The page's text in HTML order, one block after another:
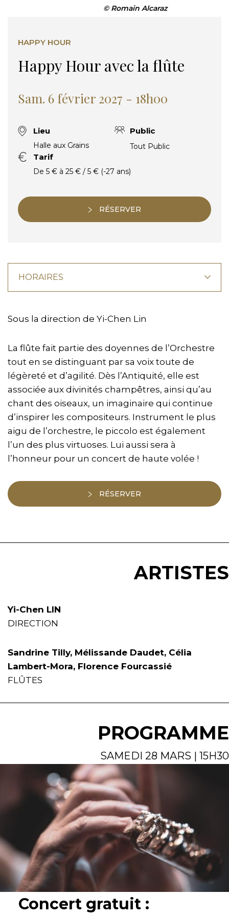
© Romain Alcaraz
Happy Hour avec la flûte
HAPPY HOUR
Sam. 6 février 2027 - 18h00
Lieu
Halle aux Grains
Public
Tout Public
Tarif
De 5 € à 25 € / 5 € (-27 ans)
RÉSERVER
HORAIRES
Sous la direction de Yi-Chen Lin
La flûte fait partie des doyennes de l’Orchestre
tout en se distinguant par sa voix toute de
légèreté et d’agilité. Dès l’Antiquité, elle est
associée aux divinités champêtres, ainsi qu’au
chant des oiseaux, un imaginaire qui continue
d’inspirer les compositeurs. Instrument le plus
aigu de l’orchestre, le piccolo est également
l’un des plus virtuoses. Lui aussi sera à
l’honneur pour un concert de haute volée !
RÉSERVER
ARTISTES
Yi-Chen LIN
DIRECTION
Sandrine Tilly, Mélissande Daudet, Célia
Lambert-Mora, Florence Fourcassié
FLÛTES
PROGRAMME
SAMEDI 28 MARS | 15H30
Concert gratuit :